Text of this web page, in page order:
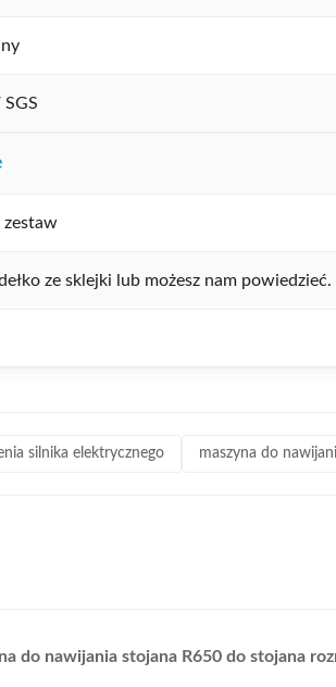
zestaw
ze sklejki lub możesz nam powiedzieć.
silnika elektrycznego maszyna do
do nawijania stojana R650 do stojana